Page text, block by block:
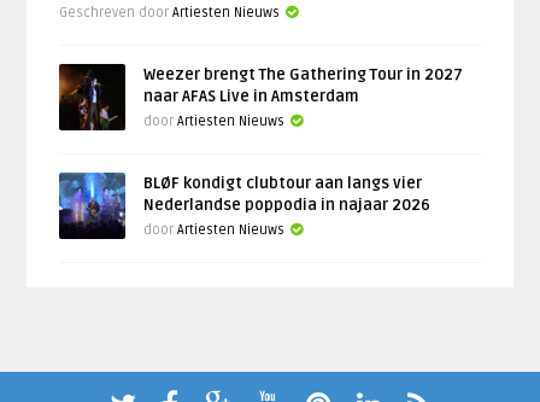
Geschreven doorArtiesten Nieuws
Weezer brengt The Gathering Tour in 2027
naar AFAS Live in Amsterdam
doorArtiesten Nieuws
BLØF kondigt clubtour aan langs vier
Nederlandse poppodia in najaar 2026
doorArtiesten Nieuws